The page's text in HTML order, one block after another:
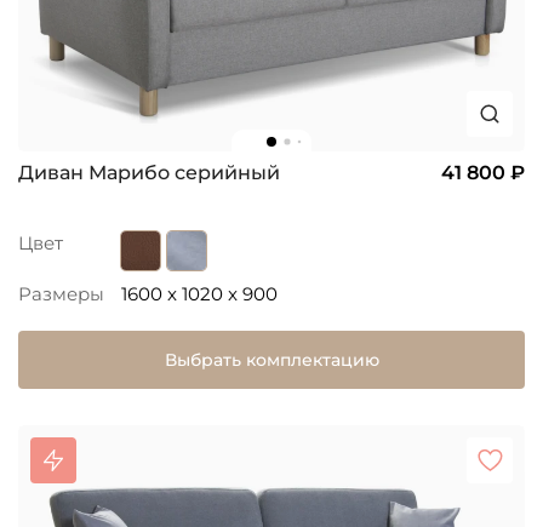
Диван Марибо серийный 41 800 ₽
Цвет
Размеры 1600 x 1020 x 900
Выбрать комплектацию